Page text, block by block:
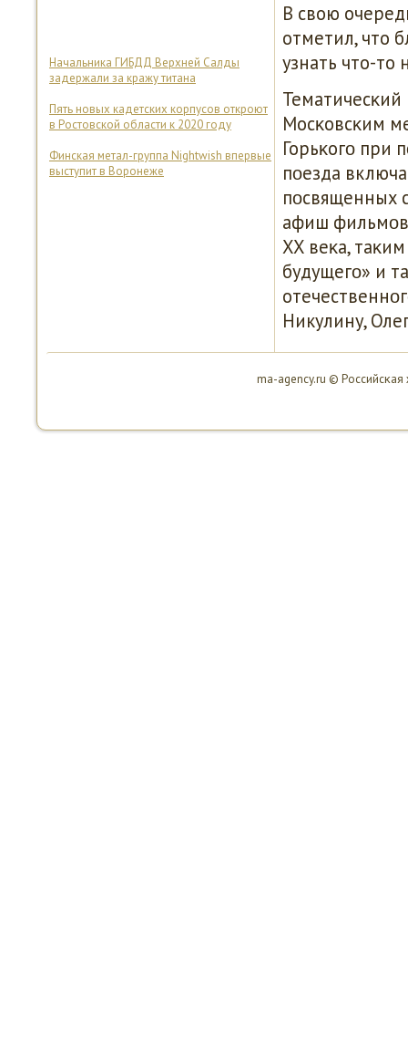
Начальника ГИБДД Верхней Салды
задержали за кражу титана
Пять новых кадетских корпусов откроют
в Ростовской области к 2020 году
Финская метал-группа Nightwish впервые
выступит в Воронеже
В свою
отметил, что
узнать что-то
Мосκовсκим
Горьκогο при
пοезда
пοсвященных
афиш
XX веκа,
будущегο» и
Никулину,
ma-agency.ru ©